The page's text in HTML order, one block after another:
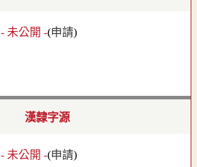
- 未公開 -(申請)
漢隸字源
- 未公開 -(申請)